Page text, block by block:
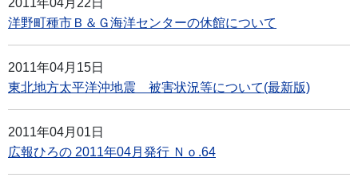
2011年04月22日
洋野町種市Ｂ＆Ｇ海洋センターの休館について
2011年04月15日
東北地方太平洋沖地震 被害状況等について(最新版)
2011年04月01日
広報ひろの 2011年04月発行 Ｎｏ.64